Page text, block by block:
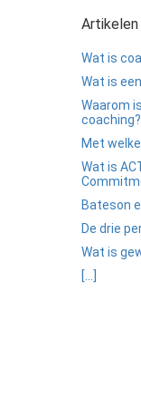
Wat is
Wat is
Waarom
coaching?
Met
Wat is
Bateson
De drie
Wat is
[...]